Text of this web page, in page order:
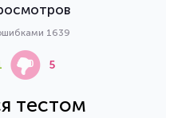
тестом
1639
5